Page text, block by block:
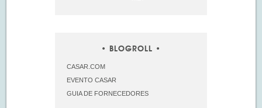
BLOGROLL
CASAR.COM
EVENTO CASAR
GUIA DE FORNECEDORES